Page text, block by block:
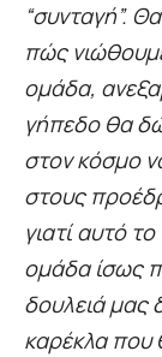
“συνταγή”.
πώς
ομάδα,
γήπεδο θα
στον κόσμο
στους
γιατί αυτό
ομάδα ίσως
δουλειά μας
καρέκλα που